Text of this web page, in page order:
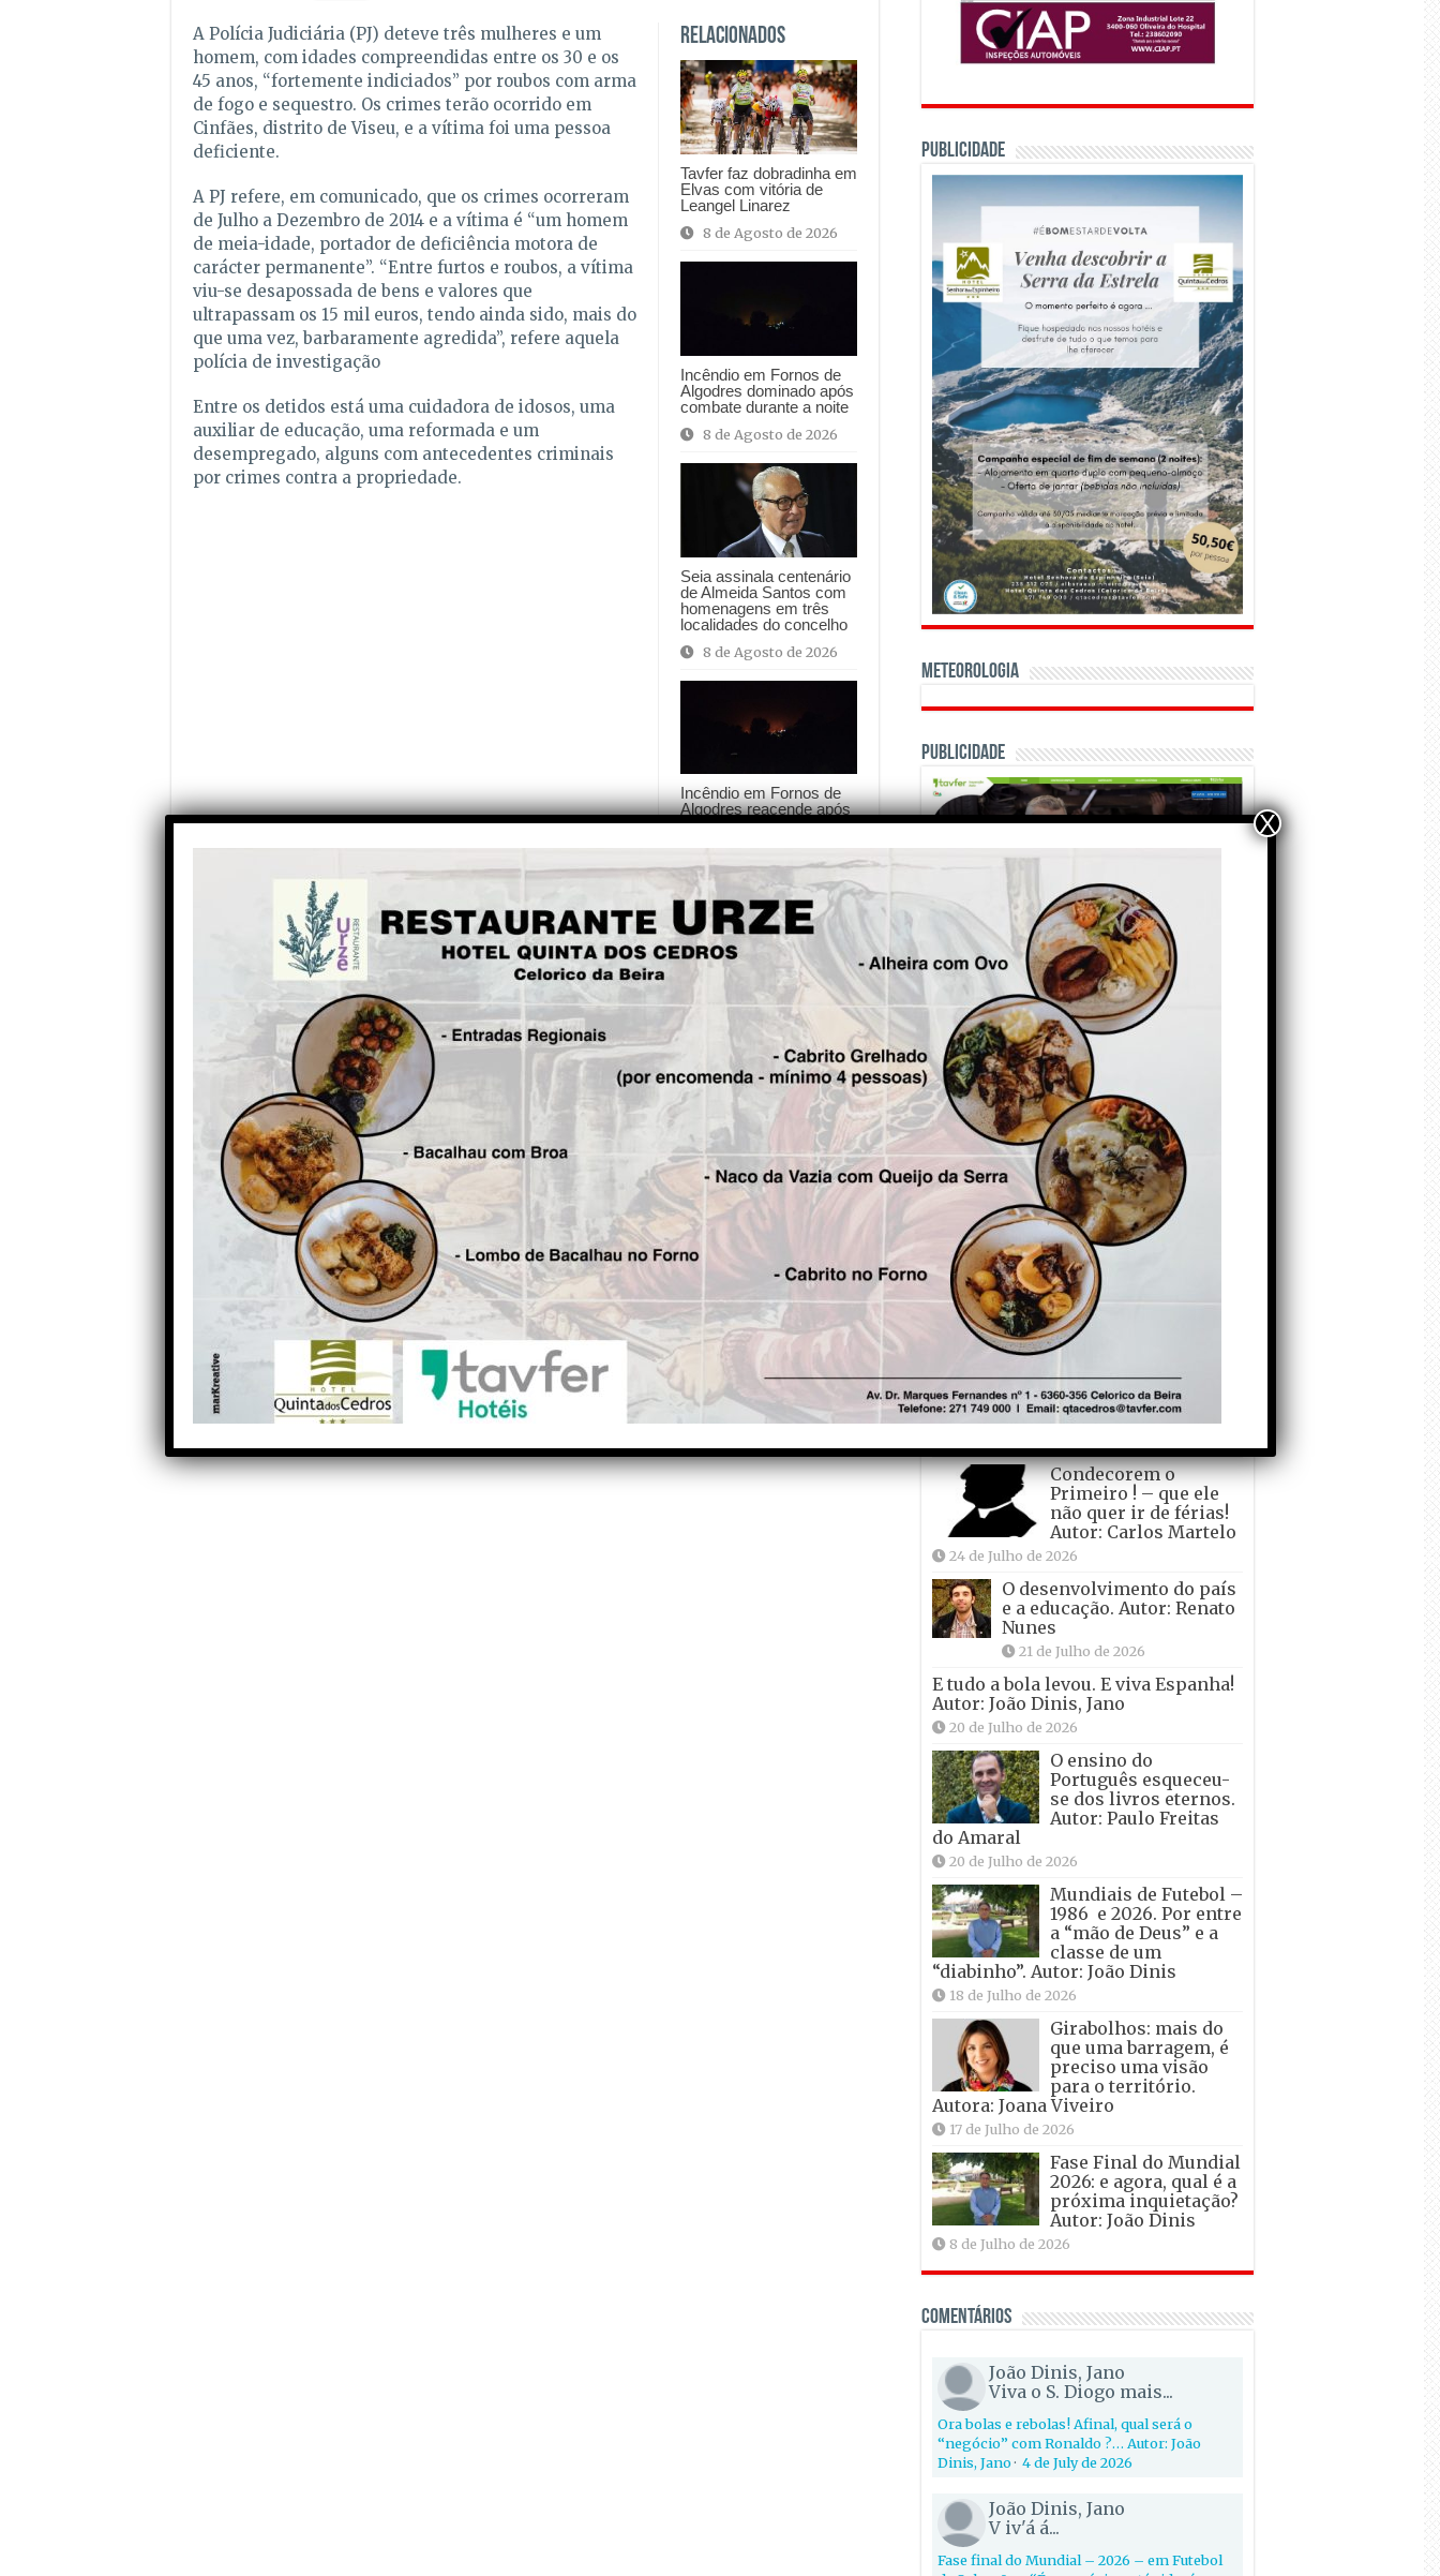
Relacionados
Tavfer faz dobradinha em
Elvas com vitória de
Leangel Linarez
8 de Agosto de 2026
Incêndio em Fornos de
Algodres dominado após
combate durante a noite
8 de Agosto de 2026
Seia assinala centenário
de Almeida Santos com
homenagens em três
localidades do concelho
8 de Agosto de 2026
Incêndio em Fornos de
Algodres reacende após
ter entrado em resolução
8 de Agosto de 2026
A Polícia Judiciária (PJ) deteve três mulheres e um
homem, com idades compreendidas entre os 30 e os
45 anos, “fortemente indiciados” por roubos com arma
de fogo e sequestro. Os crimes terão ocorrido em
Cinfães, distrito de Viseu, e a vítima foi uma pessoa
deficiente.
A PJ refere, em comunicado, que os crimes ocorreram
de Julho a Dezembro de 2014 e a vítima é “um homem
de meia-idade, portador de deficiência motora de
carácter permanente”. “Entre furtos e roubos, a vítima
viu-se desapossada de bens e valores que
ultrapassam os 15 mil euros, tendo ainda sido, mais do
que uma vez, barbaramente agredida”, refere aquela
polícia de investigação
Entre os detidos está uma cuidadora de idosos, uma
auxiliar de educação, uma reformada e um
desempregado, alguns com antecedentes criminais
por crimes contra a propriedade.
Partilhe com os seus amigos nas redes sociais!
BLC3 assinalou Dia da Árvore
com plantação de 350
Loureiros em Lagares da
Seg.
Idoneidade precisa-se. Autor:
António Santos Lopes.
PUBLICIDADE
Meteorologia
Publicidade
OPINIÃO E CRÓNICAS
Matraquilhos… Autor:
Fernando Roldão
6 de Agosto de 2026
A marca Sporting em
todo o mundo está a
crescer atrás de
Ronaldo. Autor: Paulo
Freitas do Amaral
5 de Agosto de 2026
Falso crescimento…
Autor: Nuno Pereira
1 de Agosto de 2026
Tadei Pogacar vence o
“Tour” – A “Volta a
França em Bicicleta”
pela quinta vez! Autor:
João Dinis
Condecorem o
Primeiro ! – que ele
não quer ir de férias!
Autor: Carlos Martelo
24 de Julho de 2026
O desenvolvimento do país
e a educação. Autor: Renato
Nunes
21 de Julho de 2026
E tudo a bola levou. E viva Espanha!
Autor: João Dinis, Jano
20 de Julho de 2026
O ensino do
Português esqueceu-
se dos livros eternos.
Autor: Paulo Freitas
do Amaral
20 de Julho de 2026
Mundiais de Futebol –
1986 e 2026. Por entre
a “mão de Deus” e a
classe de um
“diabinho”. Autor: João Dinis
18 de Julho de 2026
Girabolhos: mais do
que uma barragem, é
preciso uma visão
para o território.
Autora: Joana Viveiro
17 de Julho de 2026
Fase Final do Mundial
2026: e agora, qual é a
próxima inquietação?
Autor: João Dinis
8 de Julho de 2026
Comentários
João Dinis, Jano
Viva o S. Diogo mais...
Ora bolas e rebolas! Afinal, qual será o
“negócio” com Ronaldo ?… Autor: João
Dinis, Jano· 4 de July de 2026
João Dinis, Jano
V iv'á á...
Fase final do Mundial – 2026 – em Futebol
X